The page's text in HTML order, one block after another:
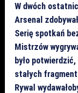
W dwóch
Arsenal
Serię spotkań
Mistrzów
było
stałych
Rywal